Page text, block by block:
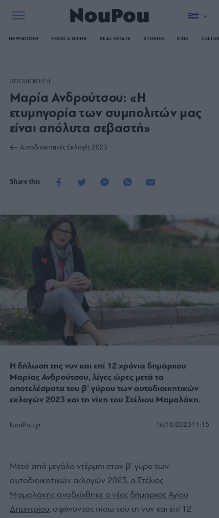
NEWSROOM FOOD & DRINK REAL ESTATE STORIES KIDS
ΑΥΤΟΔΙΟΙΚΗΣΗ
Μαρία Ανδρούτσου: «Η
ετυμηγορία των συμπολιτών μας
είναι απόλυτα σεβαστή»
Αυτοδιοικητικές Εκλογές 2023
Share this
Η δήλωση της νυν και επί 12 χρόνια δημάρχου
Μαρίας Ανδρούτσου, λίγες ώρες μετά τα
αποτελέσματα του β' γύρου των αυτοδιοικητικών
εκλογών 2023 και τη νίκη του Στέλιου Μαμαλάκη.
NouPou.gr 16/10/202311:15
Μετά από μεγάλο ντέρμπι στον β’ γύρο των
αυτοδιοικητικών εκλογών 2023, ο Στέλιος
Μαμαλάκης αναδείχθηκε ο νέος δήμαρχος Αγίου
Δημητρίου, αφήνοντας πίσω του τη νυν και επί 12